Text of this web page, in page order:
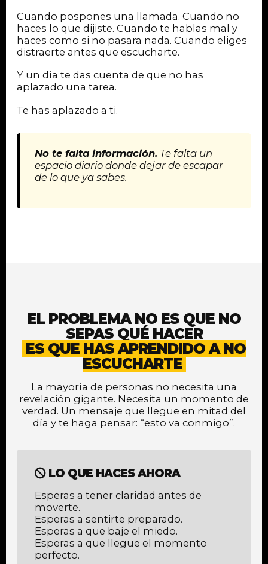
Cuando pospones una llamada. Cuando no
haces lo que dijiste. Cuando te hablas mal y
haces como si no pasara nada. Cuando eliges
distraerte antes que escucharte.
Y un día te das cuenta de que no has
aplazado una tarea.
Te has aplazado a ti.
No te falta información. Te falta un
espacio diario donde dejar de escapar
de lo que ya sabes.
EL PROBLEMA NO ES QUE NO
SEPAS QUÉ HACER
ES QUE HAS APRENDIDO A NO
ESCUCHARTE
La mayoría de personas no necesita una
revelación gigante. Necesita un momento de
verdad. Un mensaje que llegue en mitad del
día y te haga pensar: “esto va conmigo”.
LO QUE HACES AHORA
Esperas a tener claridad antes de
moverte.
Esperas a sentirte preparado.
Esperas a que baje el miedo.
Esperas a que llegue el momento
perfecto.